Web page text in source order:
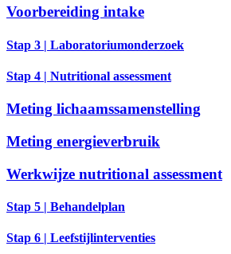
Voorbereiding intake
Stap 3 | Laboratoriumonderzoek
Stap 4 | Nutritional assessment
Meting lichaamssamenstelling
Meting energieverbruik
Werkwijze nutritional assessment
Stap 5 | Behandelplan
Stap 6 | Leefstijlinterventies